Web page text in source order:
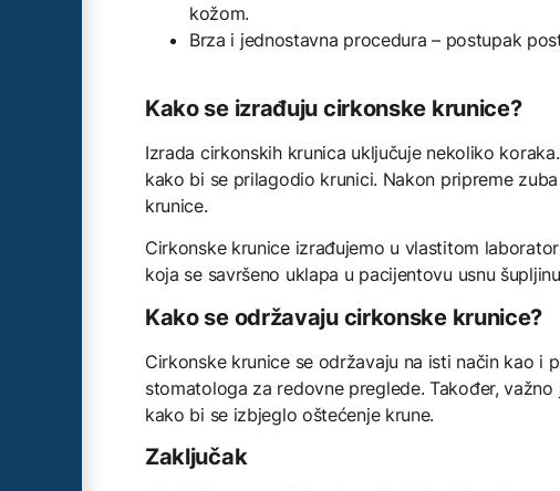
kožom.
Brza i jednostavna procedura – postupak
Kako se izrađuju cirkonske krunice?
Izrada cirkonskih krunica uključuje nekoliko
kako bi se prilagodio krunici. Nakon pripreme
krunice.
Cirkonske krunice izrađujemo u vlastitom
koja se savršeno uklapa u pacijentovu usnu
Kako se održavaju cirkonske krunice?
Cirkonske krunice se održavaju na isti način kao
stomatologa za redovne preglede. Također,
kako bi se izbjeglo oštećenje krune.
Zaključak